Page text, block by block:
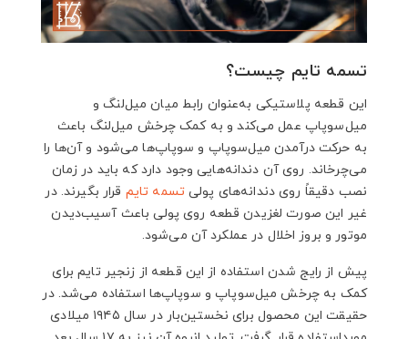
تسمه تایم چیست؟
این قطعه پلاستیکی به‌عنوان رابط میان میل‌لنگ و
میل‌سوپاپ عمل می‌کند و به کمک چرخش میل‌لنگ باعث
به حرکت درآمدن میل‌سوپاپ و سوپاپ‌ها می‌شود و آن‌ها را
می‌چرخاند. روی آن دندانه‌هایی وجود دارد که باید در زمان
نصب دقیقاً روی دندانه‌های پولیتسمه تایم قرار بگیرند. در
غیر این صورت لغزیدن قطعه روی پولی باعث آسیب‌دیدن
موتور و بروز اخلال در عملکرد آن می‌شود.
پیش از رایج شدن استفاده از این قطعه از زنجیر تایم برای
کمک به چرخش میل‌سوپاپ و سوپاپ‌ها استفاده می‌شد. در
حقیقت این محصول برای نخستین‌بار در سال ۱۹۴۵ میلادی